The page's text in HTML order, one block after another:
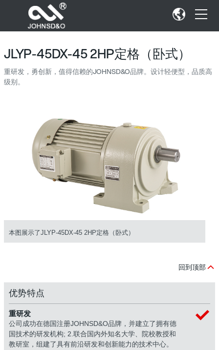
JLYP-45DX-45 2HP定格（卧式）
重研发，勇创新，值得信赖的JOHNSD&O品牌。设计轻便型，品质高
级别。
本图展示了JLYP-45DX-45 2HP定格（卧式）
回到顶部
优势特点
重研发
公司成功在德国注册JOHNSD&O品牌，并建立了拥有德
国技术的研发机构; 2.联合国内外知名大学、院校教授和
教研室，组建了具有前沿研发和创新能力的技术中心。